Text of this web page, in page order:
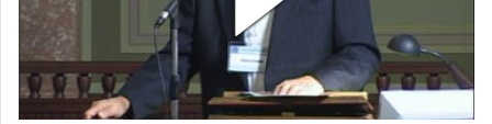
Intézményi kezdőlap
Bejelentkezés